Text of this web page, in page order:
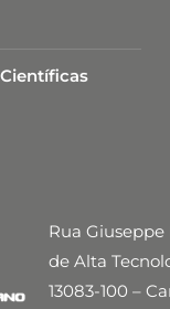
Rua Giuseppe
de Alta
13083-100 –